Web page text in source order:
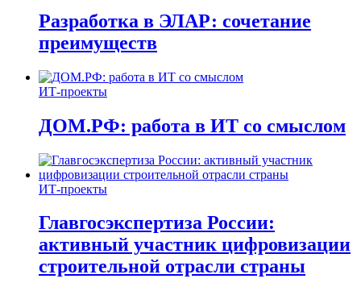
Разработка в ЭЛАР: сочетание
преимуществ
ИТ-проекты
ДОМ.РФ: работа в ИТ со смыслом
ИТ-проекты
Главгосэкспертиза России:
активный участник цифровизации
строительной отрасли страны